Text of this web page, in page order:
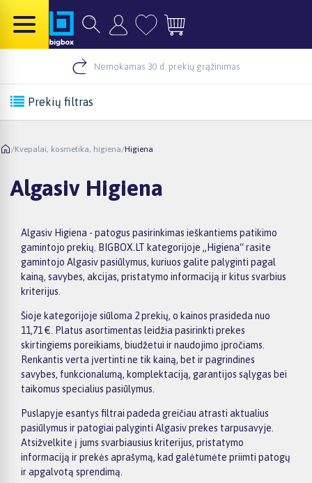
Nemokamas 30 d. prekių grąžinimas
Prekių filtras
/Kvepalai, kosmetika, higiena/Higiena
Algasiv Higiena
Algasiv Higiena - patogus pasirinkimas ieškantiems patikimo
gamintojo prekių. BIGBOX.LT kategorijoje „Higiena“ rasite
gamintojo Algasiv pasiūlymus, kuriuos galite palyginti pagal
kainą, savybes, akcijas, pristatymo informaciją ir kitus svarbius
kriterijus.
Šioje kategorijoje siūloma 2 prekių, o kainos prasideda nuo
11,71 €. Platus asortimentas leidžia pasirinkti prekes
skirtingiems poreikiams, biudžetui ir naudojimo įpročiams.
Renkantis verta įvertinti ne tik kainą, bet ir pagrindines
savybes, funkcionalumą, komplektaciją, garantijos sąlygas bei
taikomus specialius pasiūlymus.
Puslapyje esantys filtrai padeda greičiau atrasti aktualius
pasiūlymus ir patogiai palyginti Algasiv prekes tarpusavyje.
Atsižvelkite į jums svarbiausius kriterijus, pristatymo
informaciją ir prekės aprašymą, kad galėtumėte priimti patogų
ir apgalvotą sprendimą.